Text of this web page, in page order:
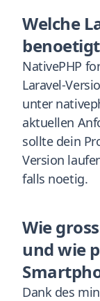
Welche
NativePHP
Laravel-
unter
aktuellen
sollte dein
Version
falls noetig.
Wie
und wie
Dank des